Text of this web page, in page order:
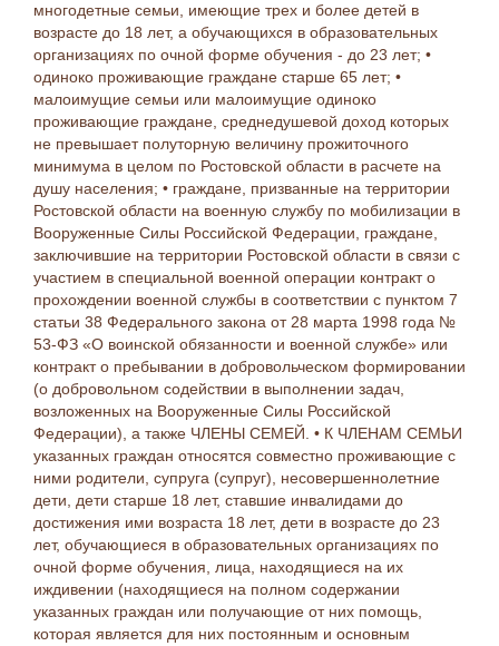
многодетные семьи, имеющие трех и более детей в
возрасте до 18 лет, а обучающихся в образовательных
организациях по очной форме обучения - до 23 лет; •
одиноко проживающие граждане старше 65 лет; •
малоимущие семьи или малоимущие одиноко
проживающие граждане, среднедушевой доход которых
не превышает полуторную величину прожиточного
минимума в целом по Ростовской области в расчете на
душу населения; • граждане, призванные на территории
Ростовской области на военную службу по мобилизации в
Вооруженные Силы Российской Федерации, граждане,
заключившие на территории Ростовской области в связи с
участием в специальной военной операции контракт о
прохождении военной службы в соответствии с пунктом 7
статьи 38 Федерального закона от 28 марта 1998 года №
53-ФЗ «О воинской обязанности и военной службе» или
контракт о пребывании в добровольческом формировании
(о добровольном содействии в выполнении задач,
возложенных на Вооруженные Силы Российской
Федерации), а также ЧЛЕНЫ СЕМЕЙ. • К ЧЛЕНАМ СЕМЬИ
указанных граждан относятся совместно проживающие с
ними родители, супруга (супруг), несовершеннолетние
дети, дети старше 18 лет, ставшие инвалидами до
достижения ими возраста 18 лет, дети в возрасте до 23
лет, обучающиеся в образовательных организациях по
очной форме обучения, лица, находящиеся на их
иждивении (находящиеся на полном содержании
указанных граждан или получающие от них помощь,
которая является для них постоянным и основным